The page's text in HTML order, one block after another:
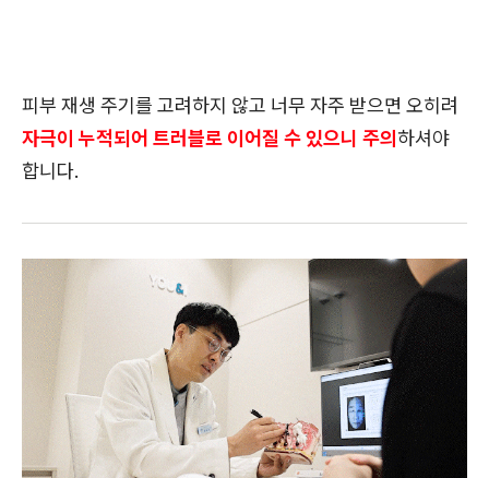
피부 재생 주기를 고려하지 않고 너무 자주 받으면 오히려
자극이 누적되어 트러블로 이어질 수 있으니 주의하셔야
합니다.